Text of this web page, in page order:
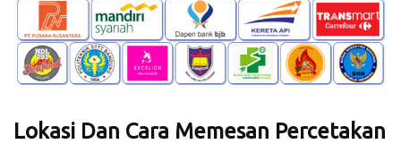
Lokasi Dan Cara Memesan Percetakan